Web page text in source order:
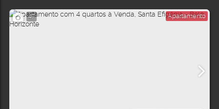
47 Apartamento